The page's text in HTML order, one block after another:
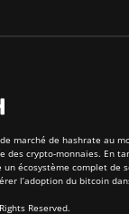
marché de hashrate au
des crypto-monnaies. En
écosystème complet de
l’adoption du bitcoin
Reserved.